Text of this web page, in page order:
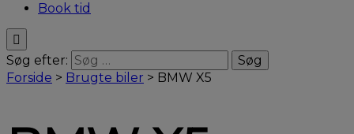
Book tid
Søg efter:
Forside > Brugte biler > BMW X5